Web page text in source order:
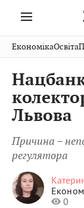
Івано-
Франківськ
Тернопіль
Волинь
Закарпаття
Рівне
ЕкономікаОсвіта
Нацбанк
Львова
Причина –
регулятора
0